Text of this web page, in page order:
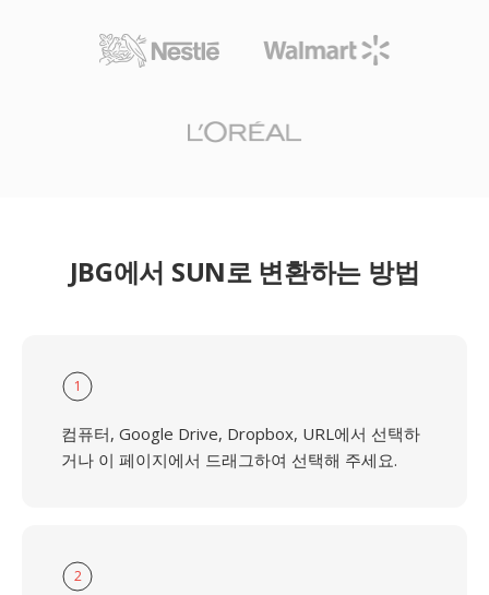
JBG에서 SUN로 변환하는 방법
1
컴퓨터, Google Drive, Dropbox, URL에서 선택하
거나 이 페이지에서 드래그하여 선택해 주세요.
2